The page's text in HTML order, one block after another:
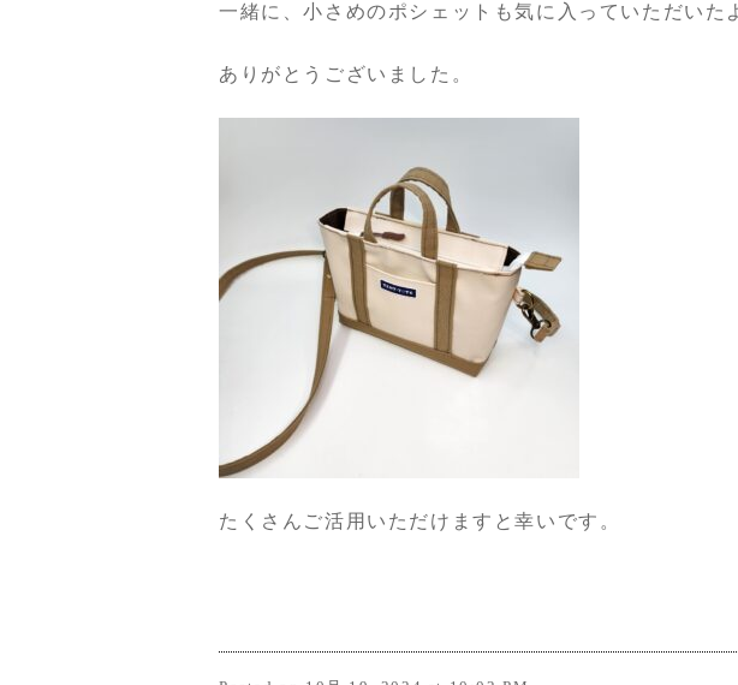
一緒に、小さめのポシェットも気に入っていただいた
ありがとうございました。
たくさんご活用いただけますと幸いです。